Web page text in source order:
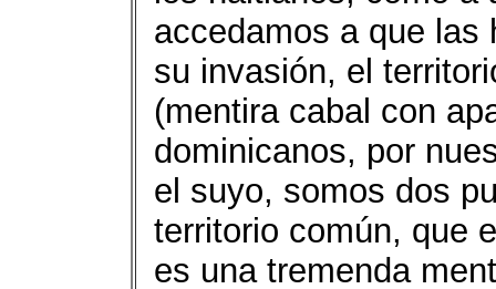
accedamos a que las
su invasión, el
(mentira cabal con
dominicanos, por
el suyo, somos dos
territorio común, que
es una tremenda